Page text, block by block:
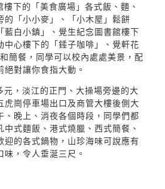
下的「美食廣場」各式飯、麵、
的「小小麥」、「小木屋」鬆餅
藍白小鎮」、覺生紀念圖書館樓下
中心樓下的「錘子咖啡」、覺軒花
簡餐，同學可以校內處處美景，配
對讓你食指大動。
元，淡江的正門、大操場旁邊的大
虎崗停車場出口及商管大樓後側大
、晚上、消夜各個時段，同學們都
式麵飯、港式燒臘、西式簡餐、
迎的各式鍋物，山珍海味可說應有
，令人垂涎三尺。